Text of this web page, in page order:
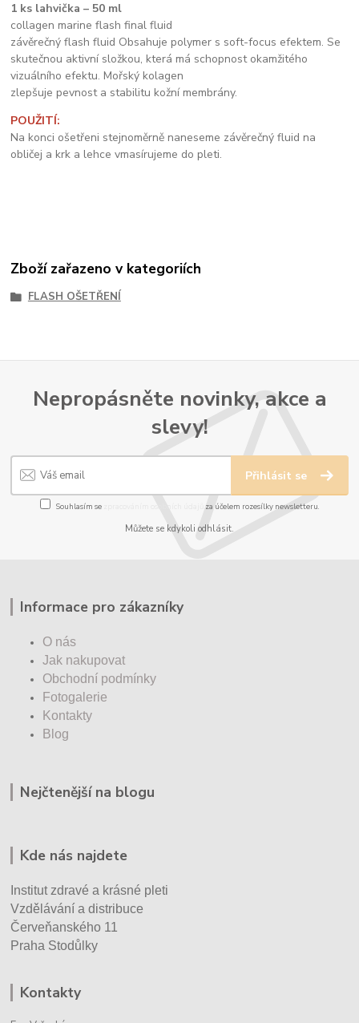
1 ks lahvička – 50 ml
collagen marine flash final fluid
závěrečný flash fluid Obsahuje polymer s soft-focus efektem. Se
skutečnou aktivní složkou, která má schopnost okamžitého
vizuálního efektu. Mořský kolagen
zlepšuje pevnost a stabilitu kožní membrány.
POUŽITÍ:
Na konci ošetřeni stejnoměrně naneseme závěrečný fluid na
obličej a krk a lehce vmasírujeme do pleti.
Zboží zařazeno v kategoriích
FLASH OŠETŘENÍ
Nepropásněte novinky, akce a
slevy!
Přihlásit se
Souhlasím se za účelem rozesílky newsletteru.
Můžete se kdykoli odhlásit.
Informace pro zákazníky
O nás
Jak nakupovat
Obchodní podmínky
Fotogalerie
Kontakty
Blog
Nejčtenější na blogu
Kde nás najdete
Institut zdravé a krásné pleti
Vzdělávání a distribuce
Červeňanského 11
Praha Stodůlky
Kontakty